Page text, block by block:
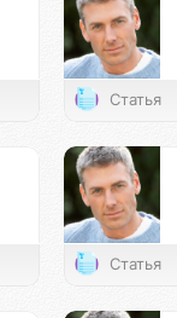
Статья
Статья